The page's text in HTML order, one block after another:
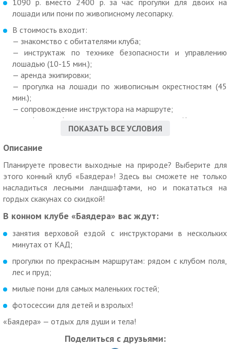
1090 р. вместо 2400 р. за час прогулки для двоих на
лошади или пони по живописному лесопарку.
В стоимость входит:
— знакомство с обитателями клуба;
— инструктаж по технике безопасности и управлению
лошадью (10-15 мин.);
— аренда экипировки;
— прогулка на лошади по живописным окрестностям (45
мин.);
— сопровождение инструктора на маршруте;
— фотографирование с животными (фотосъемка
осуществляется на ваш фотоаппарат);
— по желанию можно принести угощение для лошадей:
морковь, сахар, яблоки, либо приобрести в клубе.
*При посещении конного клуба 4-х взрослых — ребенок
катается бесплатно.
верховой езде.
В теплую погоду можно искупаться с лошадьми и провести
610 р. вместо 1300 р. для одного за 30 мин. купания с
лошадью + фотосессия;
лошадью + фотосессия.
90 р. за круг катания на лошади или пони для детей на
ПОКАЗАТЬ ВСЕ УСЛОВИЯ
Описание
Планируете провести выходные на природе? Выберите для
этого конный клуб «Баядера»! Здесь вы сможете не только
насладиться лесными ландшафтами, но и покататься на
гордых скакунах со скидкой!
В конном клубе «Баядера» вас ждут:
занятия верховой ездой с инструкторами в нескольких
минутах от КАД;
прогулки по прекрасным маршрутам: рядом с клубом поля,
лес и пруд;
милые пони для самых маленьких гостей;
фотосессии для детей и взролых!
«Баядера» — отдых для души и тела!
Поделиться с друзьями: